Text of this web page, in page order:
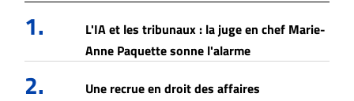
1.
L'IA et les tribunaux : la juge en chef Marie-
Anne Paquette sonne l'alarme
2. Une recrue en droit des affaires